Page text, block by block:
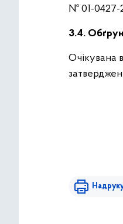
№ 01-0427-
3.4.
Очікувана